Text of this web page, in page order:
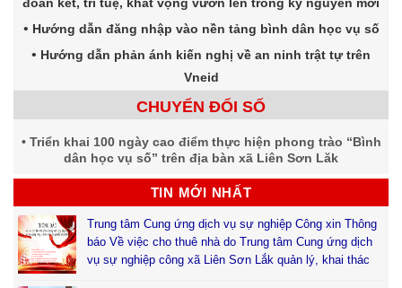
đoàn kết, trí tuệ, khát vọng vươn lên trong kỷ nguyên mới
Hướng dẫn đăng nhập vào nền tảng bình dân học vụ số
Hướng dẫn phản ánh kiến nghị về an ninh trật tự trên
Vneid
CHUYỂN ĐỔI SỐ
Triển khai 100 ngày cao điểm thực hiện phong trào “Bình
dân học vụ số” trên địa bàn xã Liên Sơn Lăk
TIN MỚI NHẤT
Trung tâm Cung ứng dịch vụ sự nghiệp Công xin Thông
báo Về việc cho thuê nhà do Trung tâm Cung ứng dịch
vụ sự nghiệp công xã Liên Sơn Lắk quản lý, khai thác